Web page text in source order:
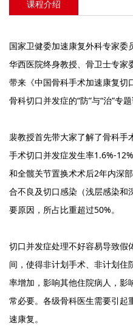
课程介绍
国家卫健委加速康复外科专家
华西医院终身教授、骨卫士专家
带来《中国骨科手术加速康复
骨科切口并发症的“防”与“治”专题
裴教授首先带大家了解了骨科手
手术切口并发症发生率1.6%-
和全髋关节置换术术后2年内深
合不良及切口感染（浅层感染和
要原因，所占比重超过50%。
切口并发症处理不好容易导致假
间，使得非计划手术、非计划
率增加，影响其他住院病人，影
常必要。各级骨科医生需要引起
速康复。